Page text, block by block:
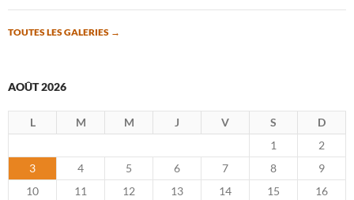
TOUTES LES GALERIES →
AOÛT 2026
L M M J V S
D
1
2
3
4 5 6 7 8
9
10
11 12 13 14 15
16